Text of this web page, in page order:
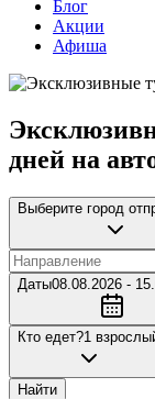
Блог
Акции
Афиша
дней на
Выберите город
Даты08.08.2026 -
Кто едет?1
Найти